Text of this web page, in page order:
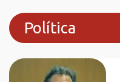
Política